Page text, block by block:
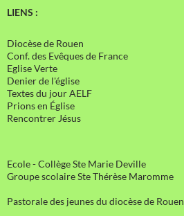
LIENS :
Diocèse de Rouen
Conf. des Evêques de France
Eglise Verte
Denier de l'église
Textes du jour AELF
Prions en Église
Rencontrer Jésus
Ecole - Collège Ste Marie Deville
Groupe scolaire Ste Thérèse Maromme
Pastorale des jeunes du diocèse de Rouen